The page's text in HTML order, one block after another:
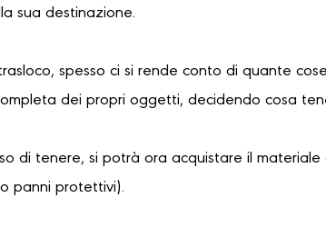
sua destinazione.
spesso ci si rende conto di quante
dei propri oggetti, decidendo cosa
di tenere, si potrà ora acquistare il
panni protettivi).